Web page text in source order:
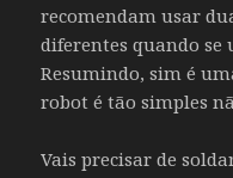
recomendam usar
diferentes quando se
Resumindo, sim é
robot é tão simples
Vais precisar de